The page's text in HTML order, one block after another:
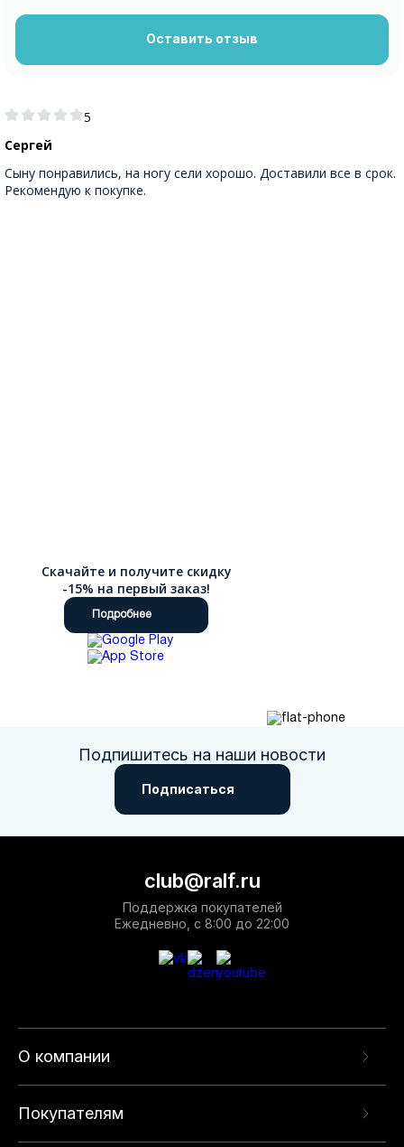
5
Сергей
Сыну понравились, на ногу сели хорошо. Доставили все в срок.
Рекомендую к покупке.
Оставить отзыв
Скачайте и получите скидку
-15% на первый заказ!
Подробнее
Подпишитесь на наши новости
Подписаться
О компании
Покупателям
club@ralf.ru
Поддержка покупателей
Ежедневно, с 8:00 до 22:00